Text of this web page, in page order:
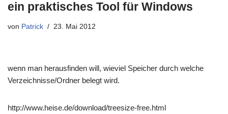
ein praktisches Tool für Windows
von Patrick 23. Mai 2012
wenn man herausfinden will, wieviel Speicher durch welche
Verzeichnisse/Ordner belegt wird.
http://www.heise.de/download/treesize-free.html